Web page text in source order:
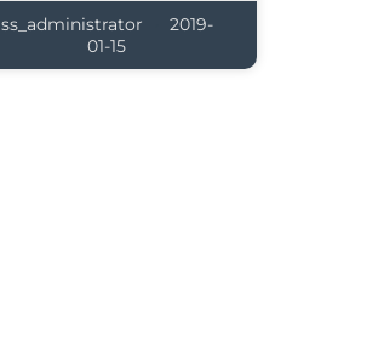
ss_administrator
2019-
01-15